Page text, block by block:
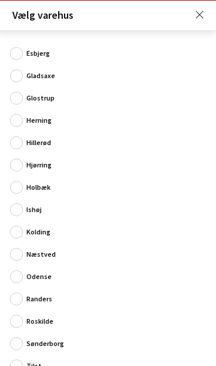
Smart boks til dit fiskegrej. Boksen har 12 rum, så du
sorteret.
Produktinformation:
Vælg varehus
Esbjerg
Gladsaxe
Glostrup
Herning
Hillerød
Hjørring
Holbæk
Ishøj
Kolding
Næstved
Odense
Randers
Roskilde
Sønderborg